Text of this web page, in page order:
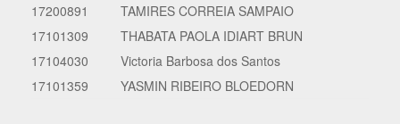
17200891
TAMIRES CORREIA SAMPAIO
17101309
THABATA PAOLA IDIART BRUN
17104030
Victoria Barbosa dos Santos
17101359
YASMIN RIBEIRO BLOEDORN